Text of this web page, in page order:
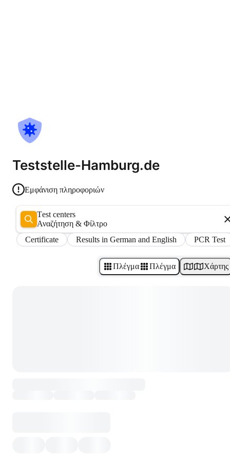
Teststelle-Hamburg.de
Εμφάνιση πληροφοριών
Test centers
Αναζήτηση & Φίλτρο
Certificate
Results in German and English PCR Test
Πλέγμα Πλέγμα Χάρτης